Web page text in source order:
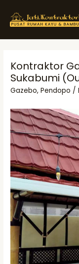
Kontraktor
Sukabumi
Gazebo,Pendopo /